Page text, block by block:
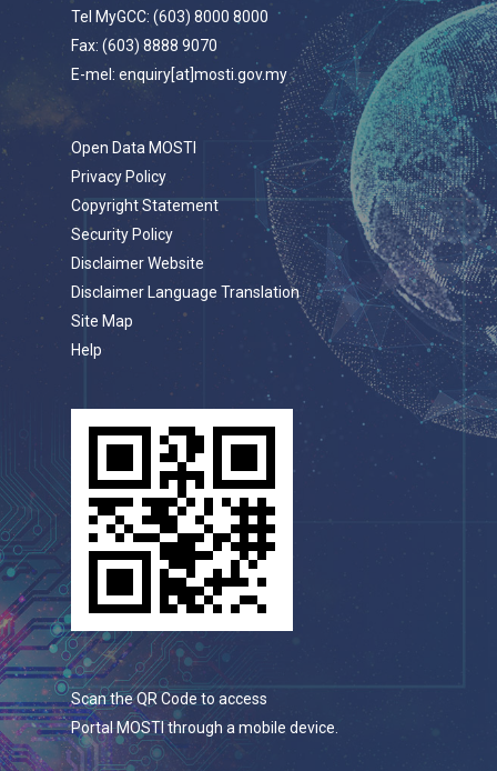
Tel MyGCC: (603) 8000 8000
Fax: (603) 8888 9070
E-mel: enquiry[at]mosti.gov.my
Open Data MOSTI
Privacy Policy
Copyright Statement
Security Policy
Disclaimer Website
Disclaimer Language Translation
Site Map
Help
Scan the QR Code to access
Portal MOSTI through a mobile device.